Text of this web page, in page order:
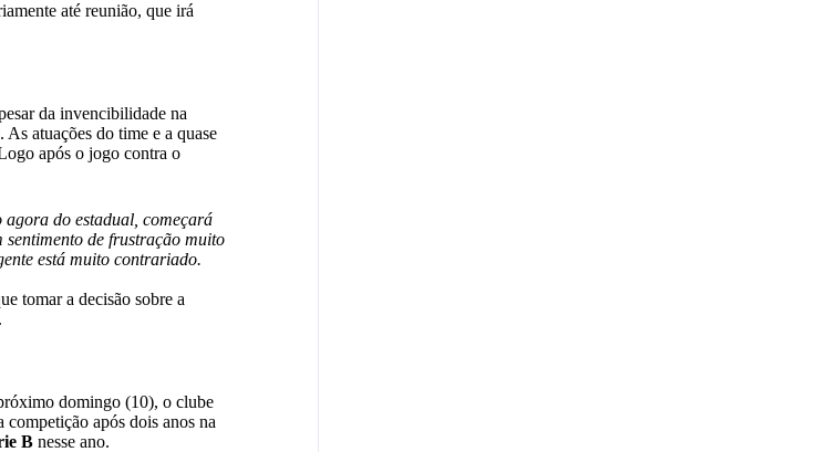
até reunião, que irá
da invencibilidade na
As atuações do time e a quase
após o jogo contra o
agora do estadual, começará
de frustração muito
está muito contrariado.
tomar a decisão sobre a
domingo (10), o clube
competição após dois anos na
B nesse ano.